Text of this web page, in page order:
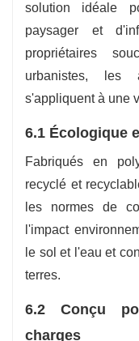
solution idéale
paysager et
propriétaires
urbanistes, les
s'appliquent à une
6.1 Écologique
Fabriqués en
recyclé et
les normes de
l'impact
le sol et l'eau et
terres.
6.2 Conçu
charges